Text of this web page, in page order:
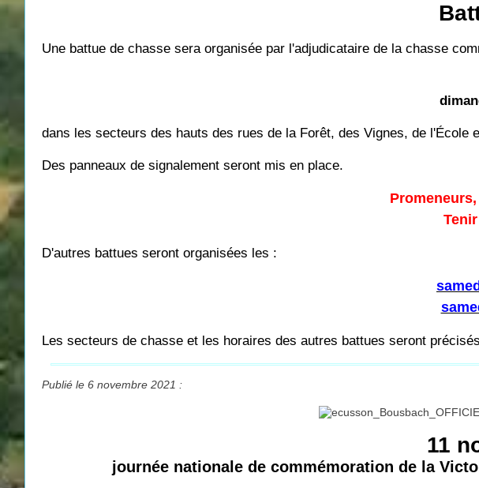
Une battue de chasse sera organisée par l'adjudicataire de la chasse
dans les secteurs des hauts des rues de la Forêt, des Vignes, de l'École
Des panneaux de signalement seront mis en place.
D'autres battues seront organisées les :
Les secteurs de chasse et les horaires des autres battues seront
Publié le 6 novembre 2021 :
11
journée nationale de commémoration de la